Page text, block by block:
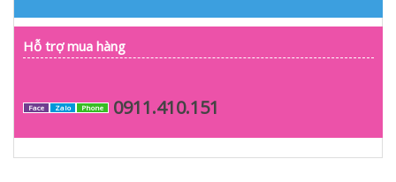
Hỗ trợ mua hàng
Face Zalo Phone 0911.410.151